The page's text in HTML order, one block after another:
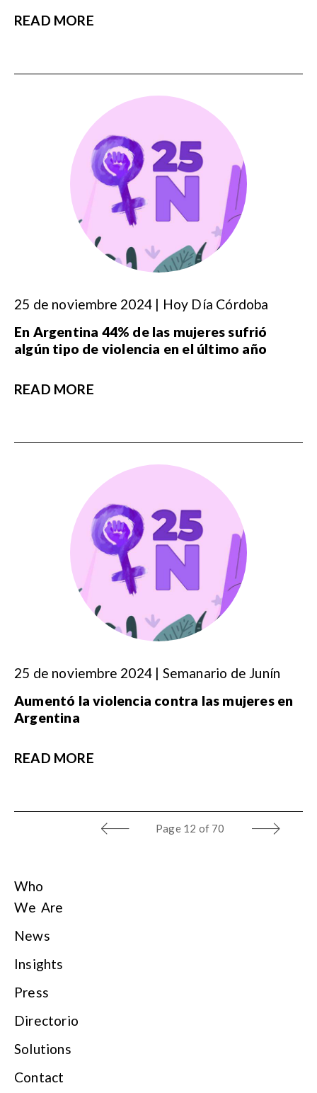
READ MORE
25 de noviembre 2024 | Hoy Día Córdoba
En Argentina 44% de las mujeres sufrió
algún tipo de violencia en el último año
READ MORE
25 de noviembre 2024 | Semanario de Junín
Aumentó la violencia contra las mujeres en
Argentina
READ MORE
Page 12 of 70
Who
We Are
News
Insights
Press
Directorio
Solutions
Contact